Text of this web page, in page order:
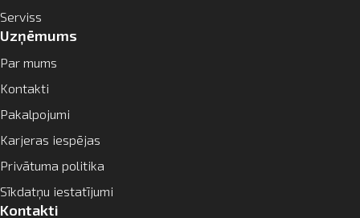
Serviss
Uzņēmums
Par mums
Kontakti
Pakalpojumi
Karjeras iespējas
Privātuma politika
Sīkdatņu iestatījumi
Kontakti